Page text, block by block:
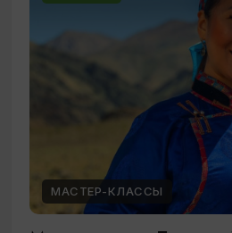
МАСТЕР-КЛАССЫ